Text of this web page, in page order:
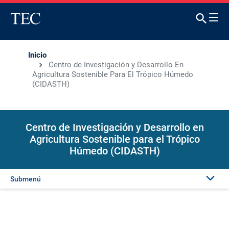
Inicio
Centro de Investigación y Desarrollo En
Agricultura Sostenible Para El Trópico Húmedo
(CIDASTH)
Centro de Investigación y Desarrollo en
Agricultura Sostenible para el Trópico
Húmedo (CIDASTH)
Submenú